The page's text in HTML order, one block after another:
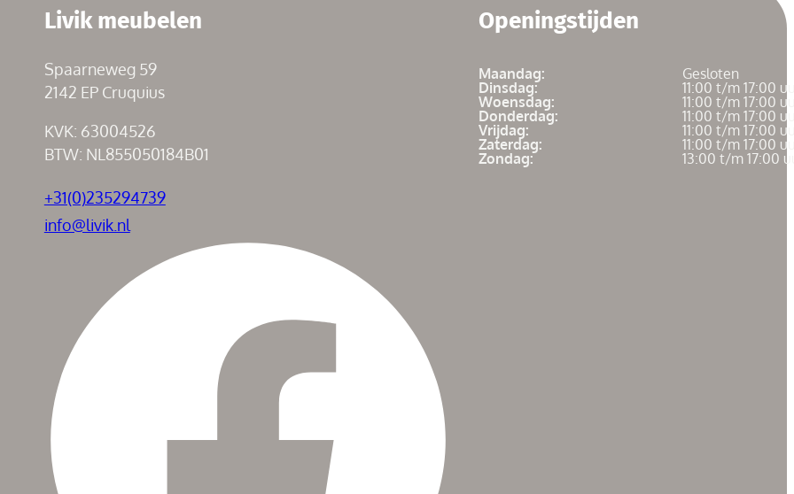
Livik meubelen
Spaarneweg 59
2142 EP Cruquius
KVK: 63004526
BTW: NL855050184B01
+31(0)235294739
info@livik.nl
Openingstijden
Maandag:
Gesloten
Dinsdag:
11:00 t/m 17:00
Woensdag:
11:00 t/m 17:00
Donderdag:
11:00 t/m 17:00
Vrijdag:
11:00 t/m 17:00
Zaterdag:
11:00 t/m 17:00
Zondag:
13:00 t/m 17:00